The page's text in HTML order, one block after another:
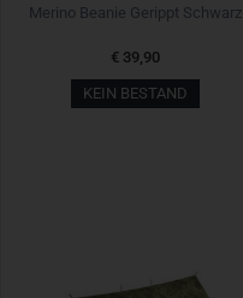
Merino Beanie Gerippt Schwarz
€ 39,90
KEIN BESTAND